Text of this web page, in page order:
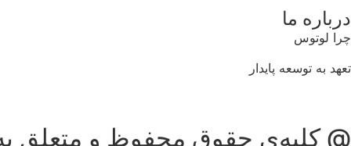
درباره ما
چرا لوتوس
تعهد به توسعه پایدار
@ کلیه‌ی حقوق محفوظ و متعلق